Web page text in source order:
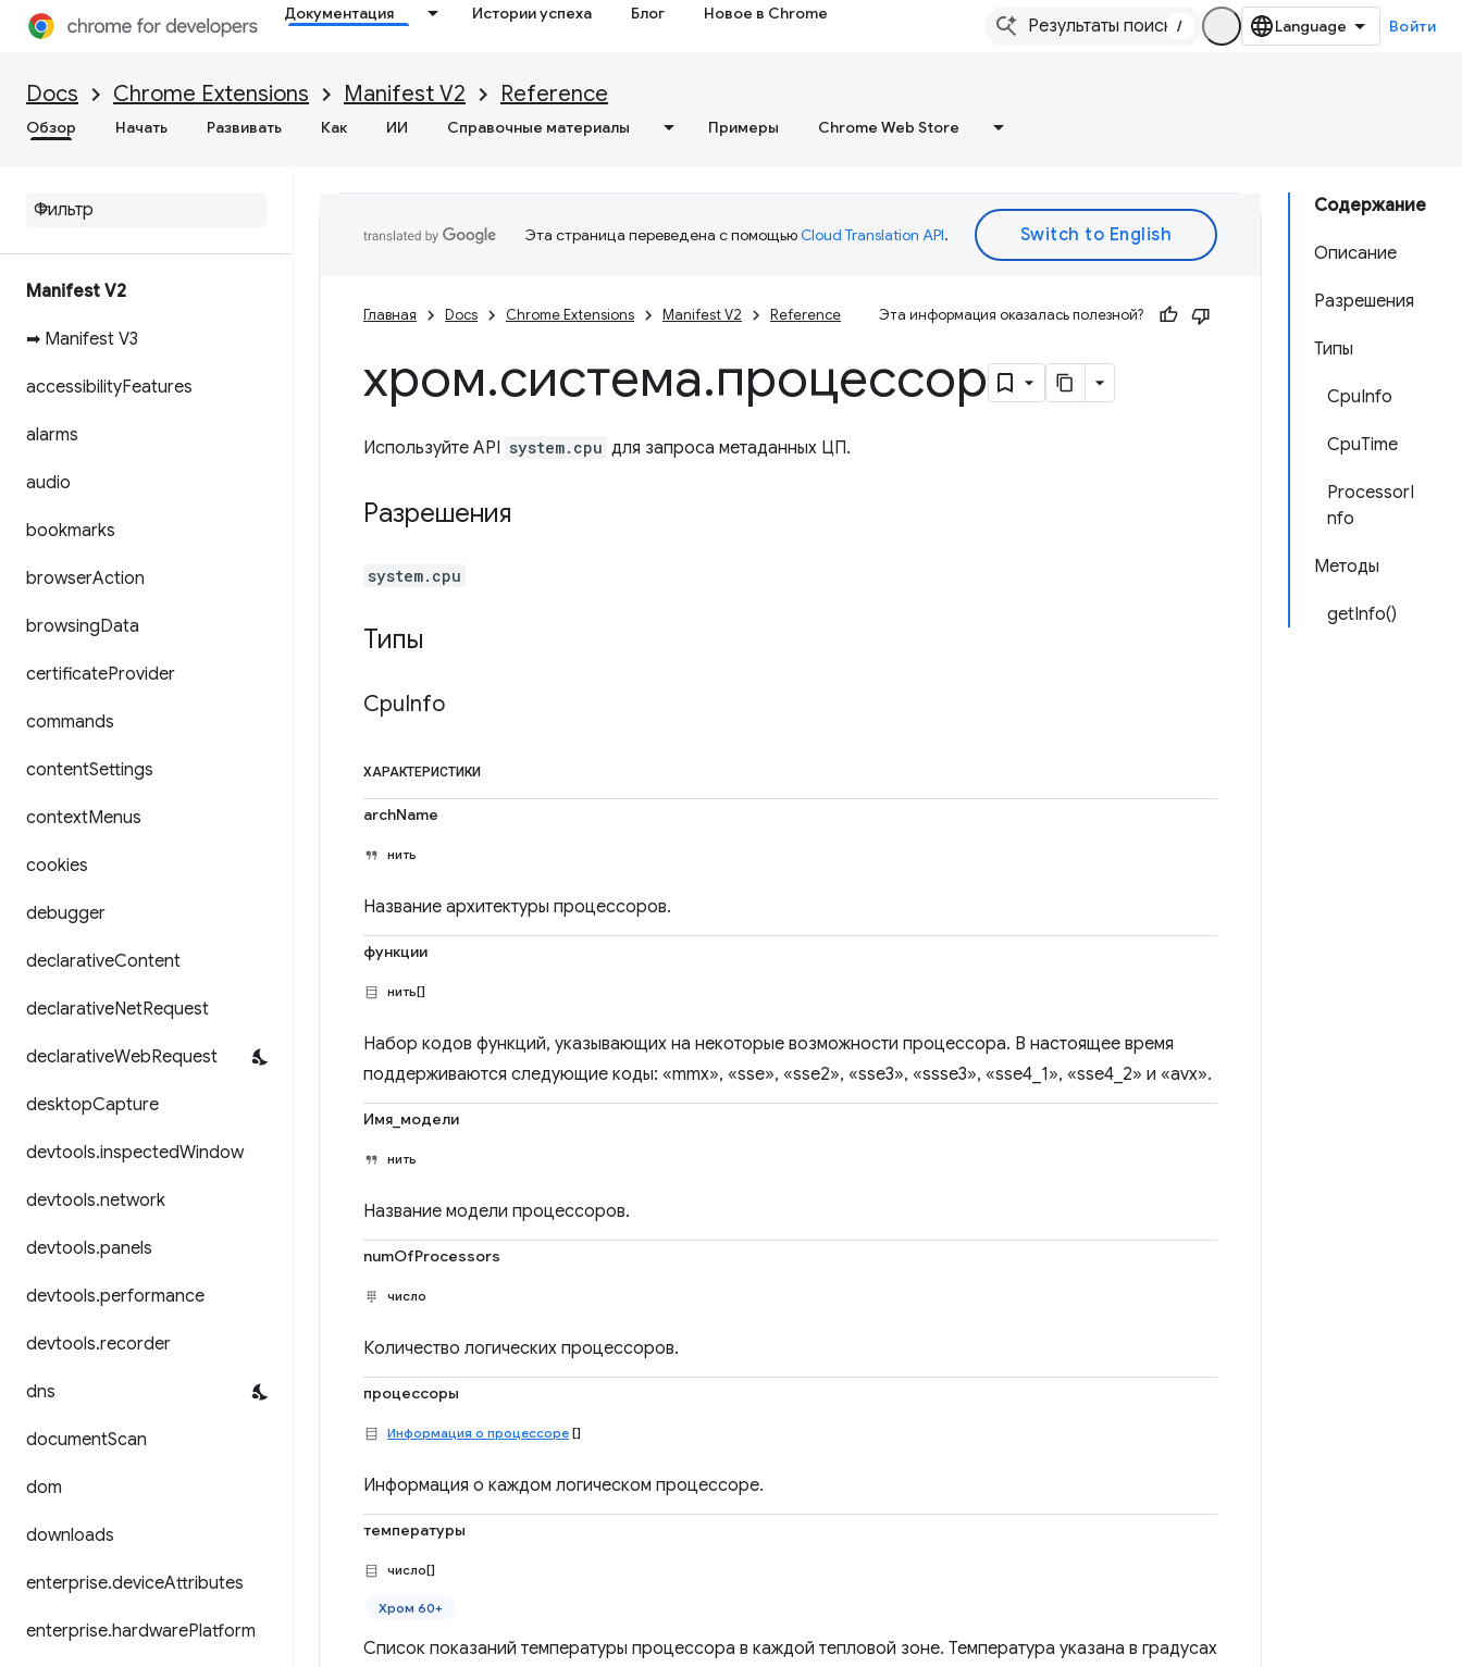
Документация Истории успеха Блог Новое в Chrome
/ Войти
Docs Chrome Extensions Manifest V2 Reference
Обзор Начать Развивать Как ИИ Справочные материалы Примеры Chrome Web Store
Manifest V2
➡ Manifest V3
accessibilityFeatures
alarms
audio
bookmarks
browserAction
browsingData
certificateProvider
commands
contentSettings
contextMenus
cookies
debugger
declarativeContent
declarativeNetRequest
declarativeWebRequest
desktopCapture
devtools.inspectedWindow
devtools.network
devtools.panels
devtools.performance
devtools.recorder
dns
documentScan
dom
downloads
enterprise.deviceAttributes
enterprise.hardwarePlatform
Содержание
Описание
Разрешения
Типы
CpuInfo
CpuTime
ProcessorI
nfo
Методы
getInfo()
Эта страница переведена с помощьюCloud Translation API.
Главная Docs Chrome Extensions Manifest V2 Reference Эта информация оказалась полезной?
хром.система.процессор
Используйте API system.cpu для запроса метаданных ЦП.
Разрешения
system.cpu
Типы
CpuInfo
ХАРАКТЕРИСТИКИ
archName
нить
Название архитектуры процессоров.
функции
нить[]
Набор кодов функций, указывающих на некоторые возможности процессора. В настоящее время
поддерживаются следующие коды: «mmx», «sse», «sse2», «sse3», «ssse3», «sse4_1», «sse4_2» и «avx».
Имя_модели
нить
Название модели процессоров.
numOfProcessors
число
Количество логических процессоров.
процессоры
Информация о процессоре []
Информация о каждом логическом процессоре.
температуры
число[]
Хром 60+
Список показаний температуры процессора в каждой тепловой зоне. Температура указана в градусах